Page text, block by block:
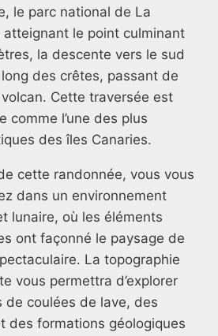
le parc national de La
atteignant le point culminant
la descente vers le sud
des crêtes, passant de
Cette traversée est
comme l’une des plus
des îles Canaries.
cette randonnée, vous vous
dans un environnement
lunaire, où les éléments
ont façonné le paysage de
La topographie
vous permettra d’explorer
de coulées de lave, des
des formations géologiques